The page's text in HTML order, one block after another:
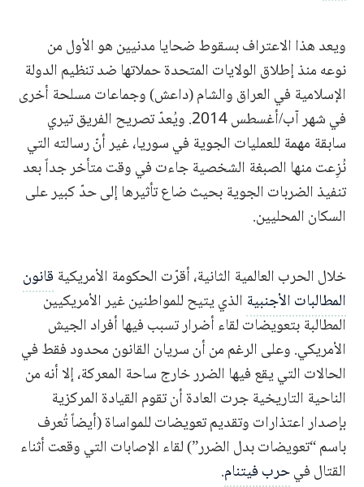
ويعد هذا الاعتراف بسقوط ضحايا مدنيين هو الأول من
نوعه منذ إطلاق الولايات المتحدة حملاتها ضد تنظيم الدولة
الإسلامية في العراق والشام (داعش) وجماعات مسلحة أخرى
في شهر آب/أغسطس 2014. ويُعدّ تصريح الفريق تيري
سابقة مهمة للعمليات الجوية في سوريا، غير أنّ رسالته التي
نُزِعت منها الصبغة الشخصية جاءت في وقت متأخر جداً بعد
تنفيذ الضربات الجوية بحيث ضاع تأثيرها إلى حدّ كبير على
السكان المحليين.
خلال الحرب العالمية الثانية، أقرّت الحكومة الأمريكية قانون
المطالبات الأجنبية الذي يتيح للمواطنين غير الأمريكيين
المطالبة بتعويضات لقاء أضرار تسبب فيها أفراد الجيش
الأمريكي. وعلى الرغم من أن سريان القانون محدود فقط في
الحالات التي يقع فيها الضرر خارج ساحة المعركة، إلا أنه من
الناحية التاريخية جرت العادة أن تقوم القيادة المركزية
بإصدار اعتذارات وتقديم تعويضات للمواساة (أيضاً تُعرف
باسم “تعويضات بدل الضرر”) لقاء الإصابات التي وقعت أثناء
القتال فيحرب فيتنام.